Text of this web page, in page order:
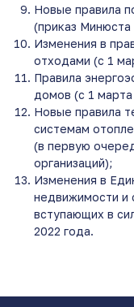
Новые правила
(приказ
Изменения в
отходами (с 1
Правила
домов (с 1 марта
Новые правила
системам
(в первую
организаций);
Изменения в
недвижимости и
вступающих в
2022 года.